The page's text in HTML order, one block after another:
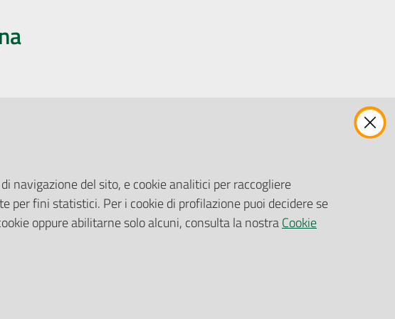
PNRR
Gare e Appalti
Richiesta Patrocinio
navigazione del sito, e cookie analitici per raccogliere
fini statistici. Per i cookie di profilazione puoi decidere se
oppure abilitarne solo alcuni, consulta la nostraCookie